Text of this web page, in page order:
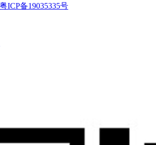
粤ICP备19035335号